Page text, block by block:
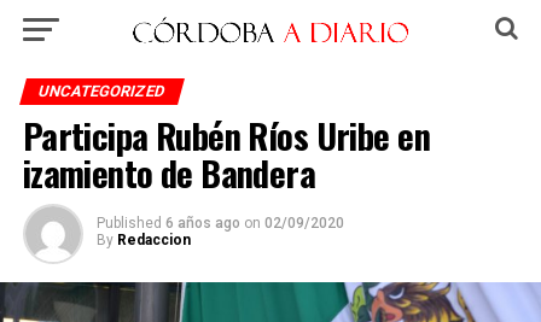
UNCATEGORIZED
Participa Rubén Ríos Uribe en
izamiento de Bandera
Published 6 años ago on 02/09/2020
By Redaccion